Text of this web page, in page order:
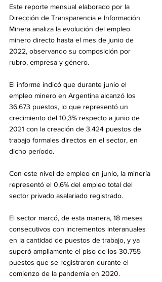
Este reporte mensual elaborado por la
Dirección de Transparencia e Información
Minera analiza la evolución del empleo
minero directo hasta el mes de junio de
2022, observando su composición por
rubro, empresa y género.
El informe indicó que durante junio el
empleo minero en Argentina alcanzó los
36.673 puestos, lo que representó un
crecimiento del 10,3% respecto a junio de
2021 con la creación de 3.424 puestos de
trabajo formales directos en el sector, en
dicho período.
Con este nivel de empleo en junio, la minería
representó el 0,6% del empleo total del
sector privado asalariado registrado.
El sector marcó, de esta manera, 18 meses
consecutivos con incrementos interanuales
en la cantidad de puestos de trabajo, y ya
superó ampliamente el piso de los 30.755
puestos que se registraron durante el
comienzo de la pandemia en 2020.